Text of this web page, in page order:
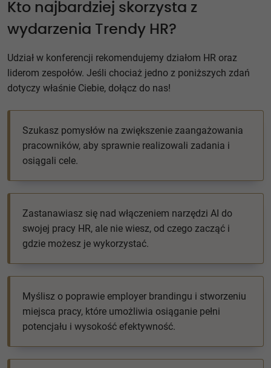
Kto najbardziej skorzysta z
wydarzenia Trendy HR?
Udział w konferencji rekomendujemy działom HR oraz
liderom zespołów. Jeśli chociaż jedno z poniższych zdań
dotyczy właśnie Ciebie, dołącz do nas!
Szukasz pomysłów na zwiększenie zaangażowania
pracowników, aby sprawnie realizowali zadania i
osiągali cele.
Zastanawiasz się nad włączeniem narzędzi AI do
swojej pracy HR, ale nie wiesz, od czego zacząć i
gdzie możesz je wykorzystać.
Myślisz o poprawie employer brandingu i stworzeniu
miejsca pracy, które umożliwia osiąganie pełni
potencjału i wysokość efektywność.